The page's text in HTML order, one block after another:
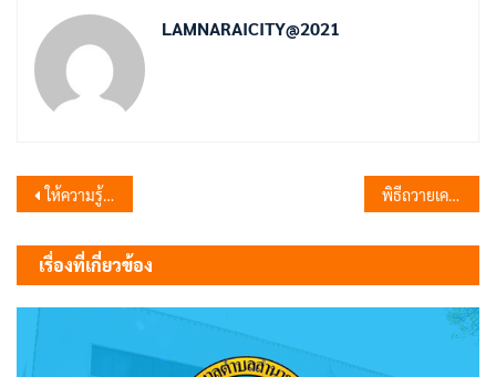
LAMNARAICITY@2021
แนะแนว
เรื่อง
ให้ความรู้เรื่องการดับเพลิงเบื้องต้น โรงเรียนนิคมลำนารายณ์ พิธีถวายเครื่องราชสักการะและวางพานพุ่ม
เรื่องที่เกี่ยวข้อง